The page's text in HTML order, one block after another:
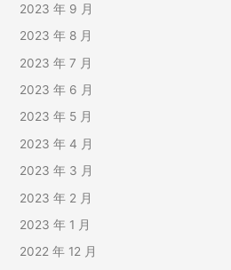
2023 年 9 月
2023 年 8 月
2023 年 7 月
2023 年 6 月
2023 年 5 月
2023 年 4 月
2023 年 3 月
2023 年 2 月
2023 年 1 月
2022 年 12 月